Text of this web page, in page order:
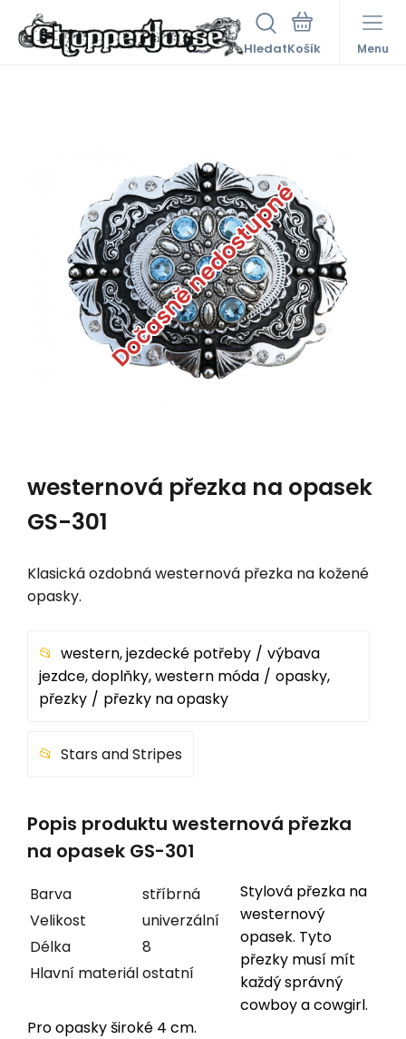
Hledat Menu
Dočasně nedostupné
westernová přezka na opasek
GS-301
Klasická ozdobná westernová přezka na kožené
opasky.
western, jezdecké potřeby
výbava
jezdce, doplňky, western móda
opasky,
přezky
přezky na opasky
Stars and Stripes
Popis produktu westernová přezka
na opasek GS-301
Barva
stříbrná
Velikost
univerzální
Délka
8
Hlavní materiálostatní
Stylová přezka na
westernový
opasek. Tyto
přezky musí mít
každý správný
cowboy a cowgirl.
Pro opasky široké 4 cm.